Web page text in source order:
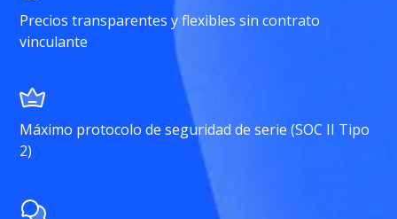
Precios transparentes y flexibles sin contrato
vinculante
Máximo protocolo de seguridad de serie (SOC II Tipo
2)